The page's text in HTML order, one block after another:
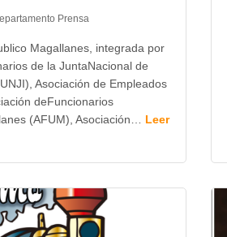
Prensa
Magallanes, integrada por
de la JuntaNacional de
Asociación de Empleados
deFuncionarios
(AFUM), Asociación… Leer